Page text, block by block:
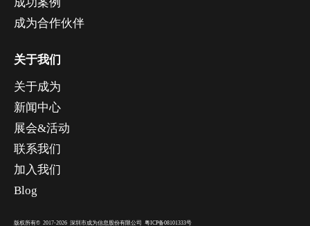
成为合作伙伴
关于我们
关于成为
新闻中心
展会&活动
联系我们
加入我们
Blog
版权所有© 2017-2026 深圳市成为信息股份有限公司粤ICP备08101333号